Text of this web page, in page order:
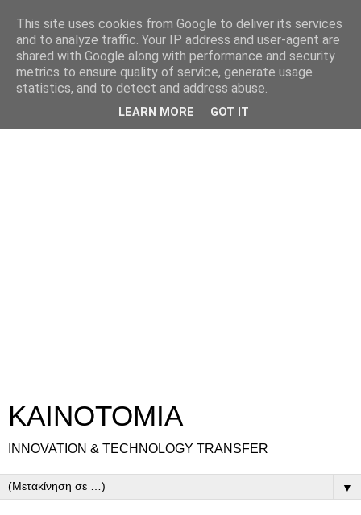
ΚΑΙΝΟΤΟΜΙΑ
INNOVATION & TECHNOLOGY TRANSFER
▼
This site uses cookies from Google to deliver its services
and to analyze traffic. Your IP address and user-agent are
shared with Google along with performance and security
metrics to ensure quality of service, generate usage
statistics, and to detect and address abuse.
LEARN MORE GOT IT